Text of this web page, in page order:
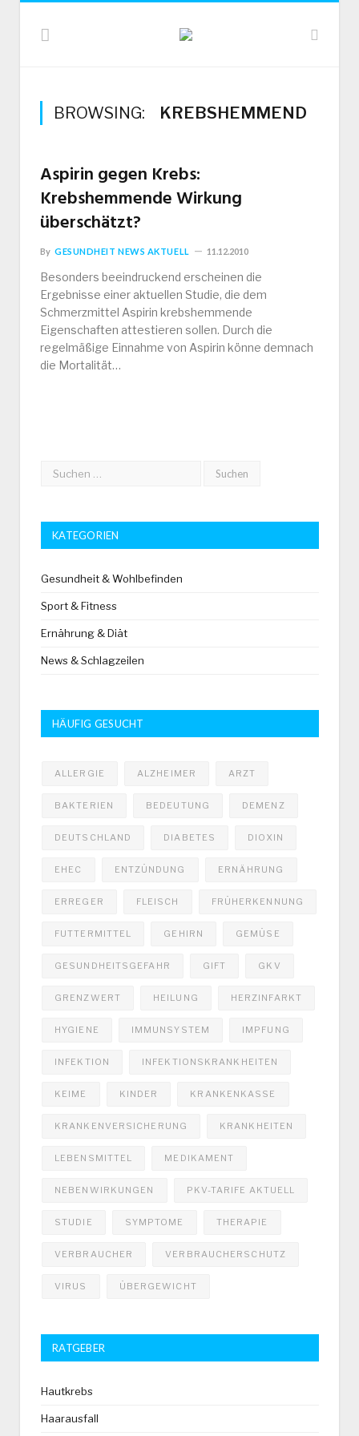
BROWSING: KREBSHEMMEND
Aspirin gegen Krebs:
Krebshemmende Wirkung
überschätzt?
By GESUNDHEIT NEWS AKTUELL 11.12.2010
Besonders beeindruckend erscheinen die
Ergebnisse einer aktuellen Studie, die dem
Schmerzmittel Aspirin krebshemmende
Eigenschaften attestieren sollen. Durch die
regelmäßige Einnahme von Aspirin könne demnach
die Mortalität…
KATEGORIEN
Gesundheit & Wohlbefinden
Sport & Fitness
Ernährung & Diät
News & Schlagzeilen
HÄUFIG GESUCHT
ALLERGIE ALZHEIMER ARZT
BAKTERIEN BEDEUTUNG DEMENZ
DEUTSCHLAND DIABETES DIOXIN
EHEC ENTZÜNDUNG ERNÄHRUNG
ERREGER FLEISCH FRÜHERKENNUNG
FUTTERMITTEL GEHIRN GEMÜSE
GESUNDHEITSGEFAHR GIFT GKV
GRENZWERT HEILUNG HERZINFARKT
HYGIENE IMMUNSYSTEM IMPFUNG
INFEKTION INFEKTIONSKRANKHEITEN
KEIME KINDER KRANKENKASSE
KRANKENVERSICHERUNG KRANKHEITEN
LEBENSMITTEL MEDIKAMENT
NEBENWIRKUNGEN PKV-TARIFE AKTUELL
STUDIE SYMPTOME THERAPIE
VERBRAUCHER VERBRAUCHERSCHUTZ
VIRUS ÜBERGEWICHT
RATGEBER
Hautkrebs
Haarausfall